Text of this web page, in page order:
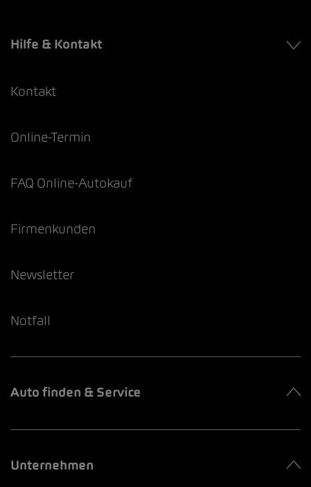
Hilfe & Kontakt
Kontakt
Online-Termin
FAQ Online-Autokauf
Firmenkunden
Newsletter
Notfall
Auto finden & Service
Unternehmen